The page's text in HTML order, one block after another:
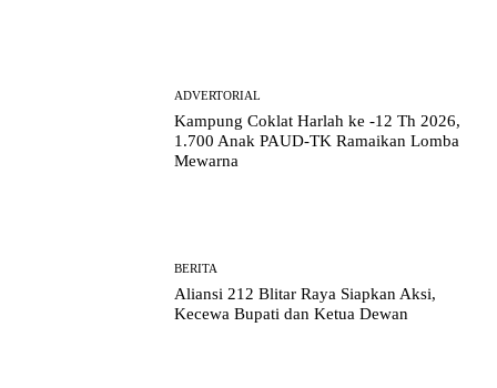
ADVERTORIAL
Kampung Coklat Harlah ke -12 Th 2026,
1.700 Anak PAUD-TK Ramaikan Lomba
Mewarna
BERITA
Aliansi 212 Blitar Raya Siapkan Aksi,
Kecewa Bupati dan Ketua Dewan